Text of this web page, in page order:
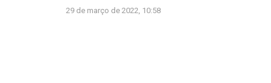
29 de março de 2022, 10:58